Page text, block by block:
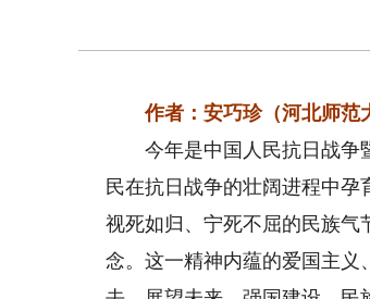
作者：安巧珍（河北师范
今年是中国人民抗日战争暨
民在抗日战争的壮阔进程中孕
视死如归、宁死不屈的民族气
念。这一精神内蕴的爱国主义